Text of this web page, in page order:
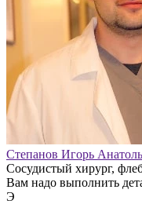
Степанов Игорь
Сосудистый хирург,
Вам надо выполнить
Э